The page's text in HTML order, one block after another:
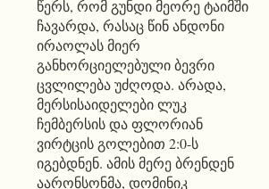
წერს, რომ გუნდი მეორე ტაიმში
ჩავარდა, რასაც წინ ანდონი
ირაოლას მიერ
განხორციელებული ბევრი
ცვლილება უძღოდა. არადა,
მერსისაიდელები ლუკ
ჩემბერსის და ფლორიან
ვირტცის გოლებით 2:0-ს
იგებდნენ. ამის მერე ბრენდენ
აარონსონმა, დომინიკ